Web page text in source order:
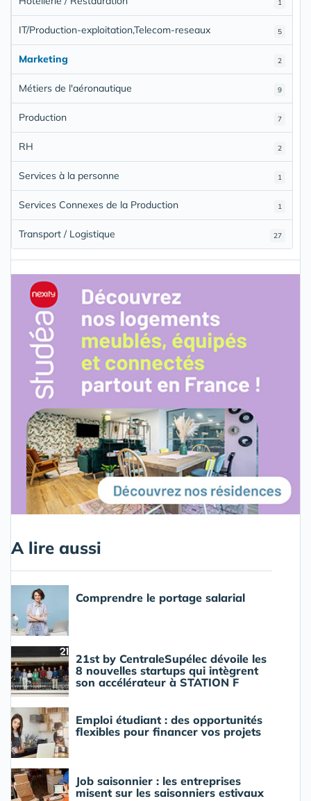
1
5
IT/Production-exploitation,Telecom-reseaux
2
Marketing
9
Métiers de l'aéronautique
7
Production
2
RH
1
Services à la personne
1
Services Connexes de la Production
27
Transport / Logistique
A lire aussi
Comprendre le portage salarial
21st by CentraleSupélec dévoile les
8 nouvelles startups qui intègrent
son accélérateur à STATION F
Emploi étudiant : des opportunités
flexibles pour financer vos projets
Job saisonnier : les entreprises
misent sur les saisonniers estivaux